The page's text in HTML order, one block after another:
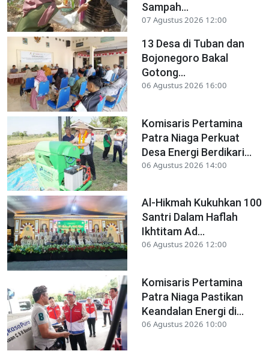
Sampah...
07 Agustus 2026 12:00
13 Desa di Tuban dan
Bojonegoro Bakal
Gotong...
06 Agustus 2026 16:00
Komisaris Pertamina
Patra Niaga Perkuat
Desa Energi Berdikari...
06 Agustus 2026 14:00
Al-Hikmah Kukuhkan 100
Santri Dalam Haflah
Ikhtitam Ad...
06 Agustus 2026 12:00
Komisaris Pertamina
Patra Niaga Pastikan
Keandalan Energi di...
06 Agustus 2026 10:00